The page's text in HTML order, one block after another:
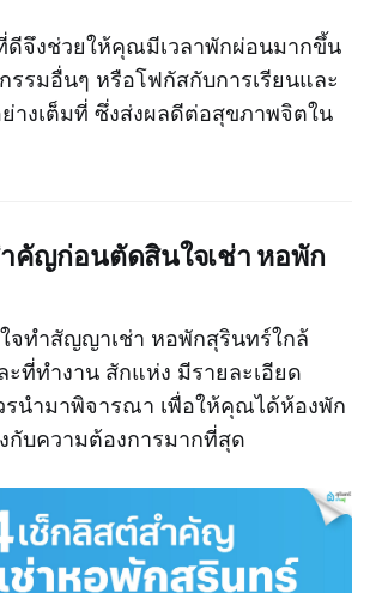
ดีจึงช่วยให้คุณมีเวลาพักผ่อนมากขึ้น
รรมอื่นๆ หรือโฟกัสกับการเรียนและ
างเต็มที่ ซึ่งส่งผลดีต่อสุขภาพจิตใน
คัญก่อนตัดสินใจเช่า หอพัก
จทำสัญญาเช่า หอพักสุรินทร์ใกล้
ที่ทำงาน สักแห่ง มีรายละเอียด
รนำมาพิจารณา เพื่อให้คุณได้ห้องพัก
บความต้องการมากที่สุด